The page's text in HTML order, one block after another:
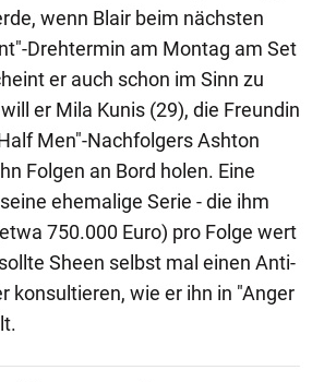
wenn Blair beim nächsten
Drehtermin am Montag am Set
er auch schon im Sinn zu
er Mila Kunis (29), die Freundin
Men"-Nachfolgers Ashton
Folgen an Bord holen. Eine
ehemalige Serie - die ihm
750.000 Euro) pro Folge wert
Sheen selbst mal einen Anti-
konsultieren, wie er ihn in "Anger